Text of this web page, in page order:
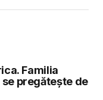
Familia
pregătește de